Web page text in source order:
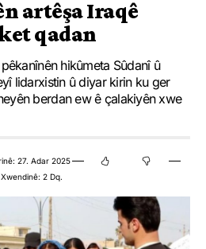
artêşa Iraqê
qadan
hikûmeta Sûdanî û
lidarxistin û diyar kirin ku ger
berdan ew ê çalakiyên xwe
27. Adar 2025
2 Dq.